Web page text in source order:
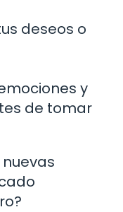
deseos o
y
de tomar